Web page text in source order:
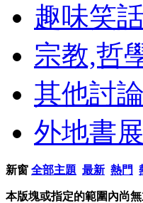
趣味笑話
宗教,哲
其他討論
外地書
新窗 全部主題 最新 熱門
本版塊或指定的範圍內尚